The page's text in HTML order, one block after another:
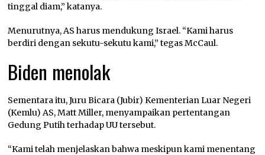
tinggal diam,” katanya.
Menurutnya, AS harus mendukung Israel. “Kami harus
berdiri dengan sekutu-sekutu kami,” tegas McCaul.
Biden menolak
Sementara itu, Juru Bicara (Jubir) Kementerian Luar Negeri
(Kemlu) AS, Matt Miller, menyampaikan pertentangan
Gedung Putih terhadap UU tersebut.
“Kami telah menjelaskan bahwa meskipun kami menentang